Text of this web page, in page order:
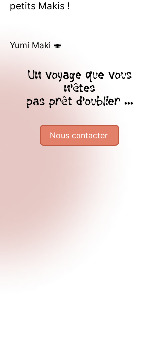
petits Makis !
Yumi Maki 🍣
Un voyage que vous
n'êtes
pas prêt d'oublier ...
Nous contacter